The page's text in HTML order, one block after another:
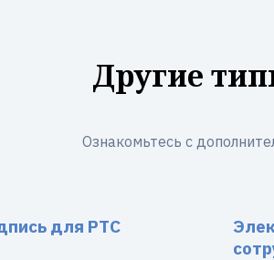
Другие
Ознакомьтесь с
для РТС